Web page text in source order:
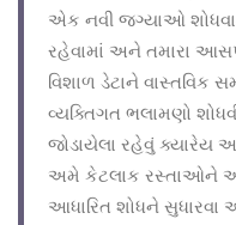
એક નવી જગ્યાઓ
રહેવામાં અને તમારા
વિશાળ ડેટાને વાસ્તવિક
વ્યક્તિગત ભલામણો
જોડાયેલા રહેવું ક્યારેય
અમે કેટલાક રસ્તાઓને
આધારિત શોધને સુધારવા